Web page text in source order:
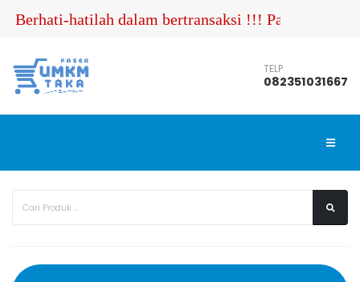
hatilah dalam bertransaksi !!! Pastikan Anda
TELP
082351031667